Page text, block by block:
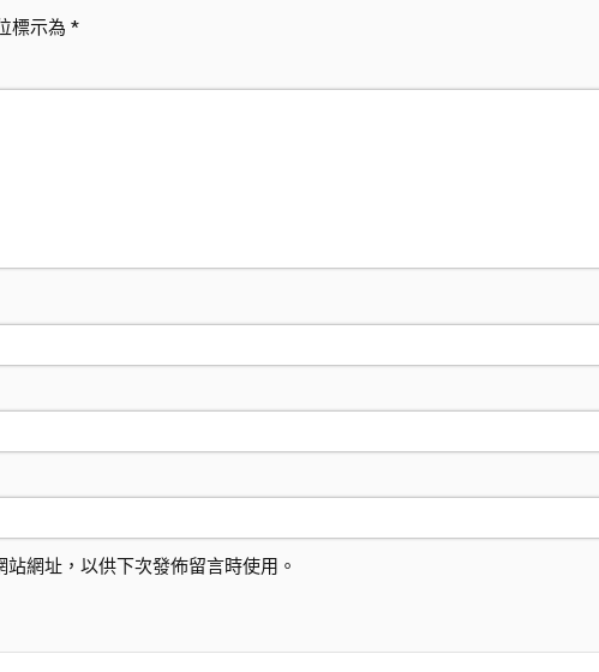
標示為 *
網址，以供下次發佈留言時使用。